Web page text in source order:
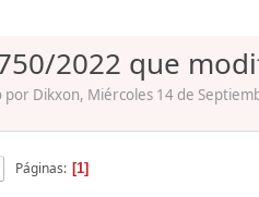
2022 que
por Dikxon, Miércoles 14 de
Páginas 1